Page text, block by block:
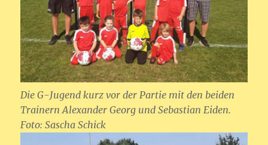
Die G-Jugend kurz vor der Partie mit den beiden
Trainern Alexander Georg und Sebastian Eiden.
Foto: Sascha Schick